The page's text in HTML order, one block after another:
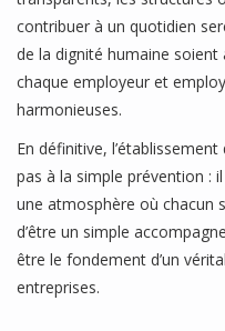
LIBRARY
contribuer à un quotidien
de la dignité humaine
chaque employeur et
harmonieuses.
En définitive,
pas à la simple prévention :
une atmosphère où chacun
d’être un simple
être le fondement d’un
entreprises.